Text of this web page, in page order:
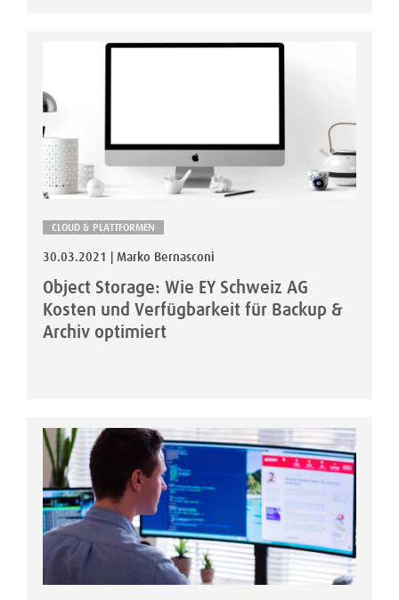
CLOUD & PLATTFORMEN
30.03.2021 | Marko Bernasconi
Object Storage: Wie EY Schweiz AG
Kosten und Verfügbarkeit für Backup &
Archiv optimiert